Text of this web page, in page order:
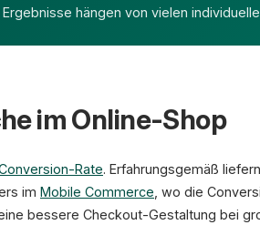
hängen von vielen
im Online-Shop
Rate. Erfahrungsgemäß
im Mobile Commerce , wo die
bessere Checkout-Gestaltung bei